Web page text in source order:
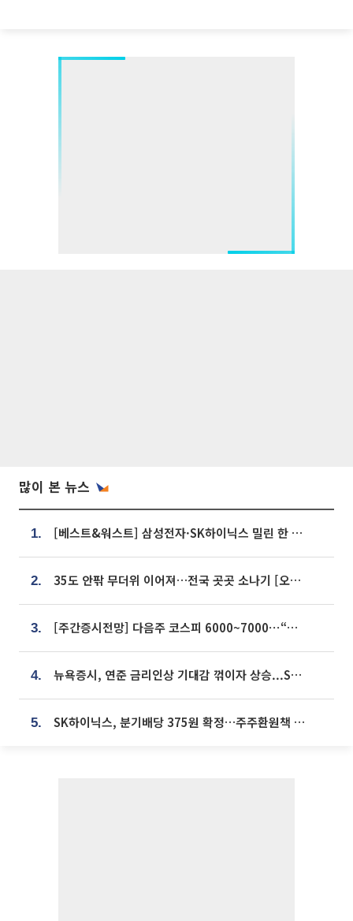
많이 본 뉴스
1. [베스트&워스트] 삼성전자·SK하이닉스 밀린 한 주…상상인증권은 85% 급등
2. 35도 안팎 무더위 이어져…전국 곳곳 소나기 [오늘 날씨]
3. [주간증시전망] 다음주 코스피 6000~7000⋯“外人 수급은 정책이 변수”
4. 뉴욕증시, 연준 금리인상 기대감 꺾이자 상승...S&P500 사상 최고치 [종합]
5. SK하이닉스, 분기배당 375원 확정…주주환원책 9월로 앞당겨 발표